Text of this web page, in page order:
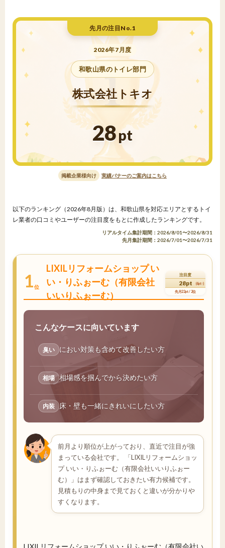
先月の注目No.1
2026年7月度
和歌山県のトイレ部門
株式会社トキオ
28pt
掲載企業様向け 実績バナーのご案内はこちら
以下のランキング（2026年8月版）は、和歌山県を対応エリアとするトイ
レ業者の口コミやユーザーの注目度をもとに作成したランキングです。
リアルタイム集計期間：2026/8/01〜2026/8/31
先月集計期間：2026/7/01〜2026/7/31
1位
LIXILリフォームショップ い
い・りふぉーむ（有限会社
いいりふぉーむ）
注目度
28pt (6pt↑)
先月22pt / 2位
こんなケースに向いています
臭い におい対策も含めて改善したい方
相場 相場感を掴んでから決めたい方
内装 床・壁も一緒にきれいにしたい方
前月より順位が上がっており、直近で注目が強
まっている会社です。 「LIXILリフォームショッ
プ いい・りふぉーむ（有限会社いいりふぉー
む）」はまず確認しておきたい有力候補です。
見積もりの中身まで見ておくと違いが分かりや
すくなります。